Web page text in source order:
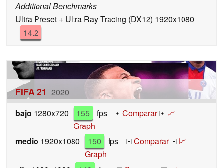
Additional Benchmarks
Ultra Preset + Ultra Ray Tracing (DX12) 1920x1080
14.2
FIFA 21 2020
bajo 1280x720 155 fps + Comparar + 📈
Graph
medio 1920x1080 150 fps + Comparar + 📈
Graph